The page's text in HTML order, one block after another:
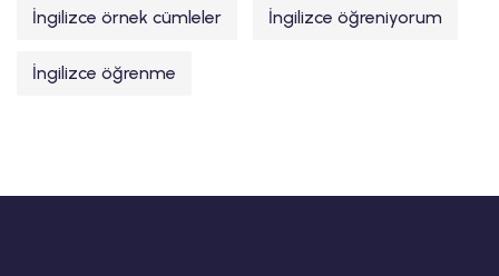
İngilizce örnek cümleler İngilizce öğreniyorum
İngilizce öğrenme